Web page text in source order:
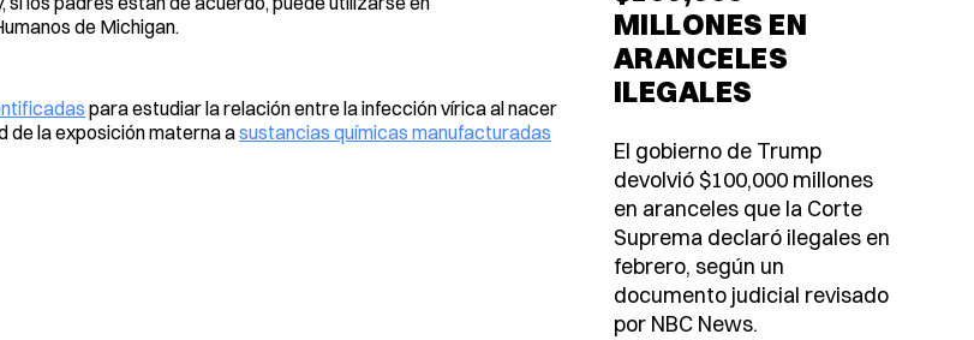
de Michigan.
para estudiar la relación entre la infección vírica al nacer
de la exposición materna asustancias químicas manufacturadas
MILLONES EN
ARANCELES
ILEGALES
El gobierno de Trump
devolvió $100,000 millones
en aranceles que la Corte
Suprema declaró ilegales en
febrero, según un
documento judicial revisado
por NBC News.